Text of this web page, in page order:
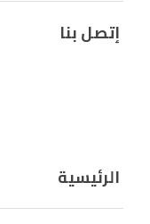
إتصل بنا
الرئيسية